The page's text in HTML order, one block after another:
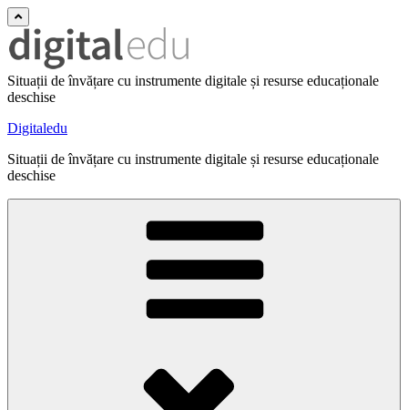
Situații de învățare cu instrumente digitale și resurse educaționale
deschise
Digitaledu
Situații de învățare cu instrumente digitale și resurse educaționale
deschise